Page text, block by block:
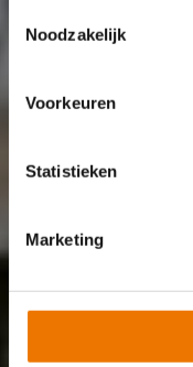
Noodzakelijk
Voorkeuren
Statistieken
Marketing